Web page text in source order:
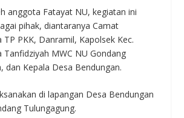
anggota Fatayat NU, kegiatan ini
pihak, diantaranya Camat
TP PKK, Danramil, Kapolsek Kec.
Tanfidziyah MWC NU Gondang
dan Kepala Desa Bendungan.
di lapangan Desa Bendungan
Tulungagung.